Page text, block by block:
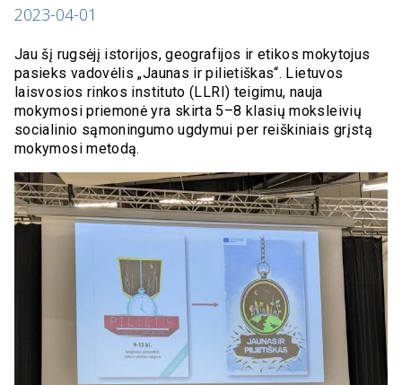
2023-04-01
Jau šį rugsėjį istorijos, geografijos ir etikos mokytojus
pasieks vadovėlis „Jaunas ir pilietiškas“. Lietuvos
laisvosios rinkos instituto (LLRI) teigimu, nauja
mokymosi priemonė yra skirta 5–8 klasių moksleivių
socialinio sąmoningumo ugdymui per reiškiniais grįstą
mokymosi metodą.